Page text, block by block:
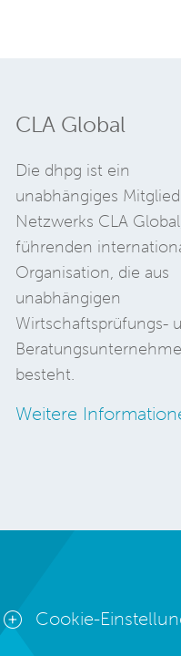
CLA Global
Die dhpg ist ein
unabhängiges
Netzwerks CLA
führenden
Organisation, die aus
unabhängigen
Wirtschaftsprüfungs-
besteht.
Weitere
Cookie-